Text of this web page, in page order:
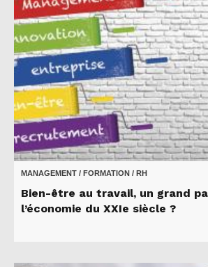
MANAGEMENT / FORMATION / RH
Bien-être au travail, un grand
l’économie du XXIe siècle ?